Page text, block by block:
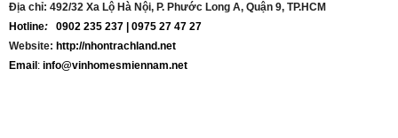
Địa chỉ: 492/32 Xa Lộ Hà Nội, P. Phước Long A, Quận 9, TP.HCM
Hotline: 0902 235 237
0975 27 47 27
Website: http://nhontrachland.net
Email : info@vinhomesmiennam.net